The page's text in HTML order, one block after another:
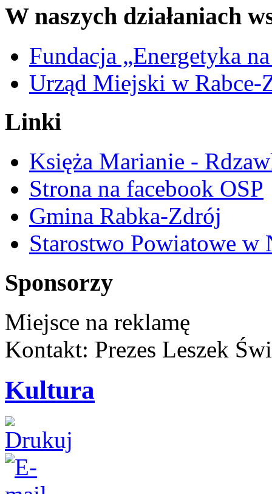
W naszych działaniach
Fundacja „Energetyka
Urząd Miejski w Rabce-
Linki
Księża Marianie -
Strona na facebook OSP
Gmina Rabka-Zdrój
Starostwo Powiatowe w
Sponsorzy
Miejsce na reklamę
Kontakt: Prezes Leszek
Kultura